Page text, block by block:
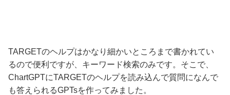
TARGETのヘルプはかなり細かいところまで書かれてい
るので便利ですが、キーワード検索のみです。そこで、
ChartGPTにTARGETのヘルプを読み込んで質問になんで
も答えられるGPTsを作ってみました。